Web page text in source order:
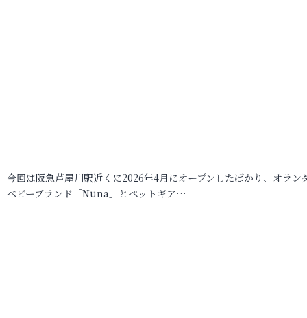
今回は阪急芦屋川駅近くに2026年4月にオープンしたばかり、オラン
ベビーブランド「Nuna」とペットギア…